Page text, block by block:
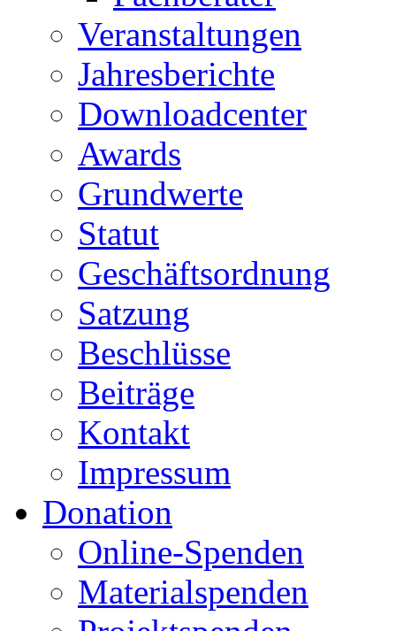
Veranstaltungen
Jahresberichte
Downloadcenter
Awards
Grundwerte
Statut
Geschäftsordnung
Satzung
Beschlüsse
Beiträge
Kontakt
Impressum
Donation
Online-Spenden
Materialspenden